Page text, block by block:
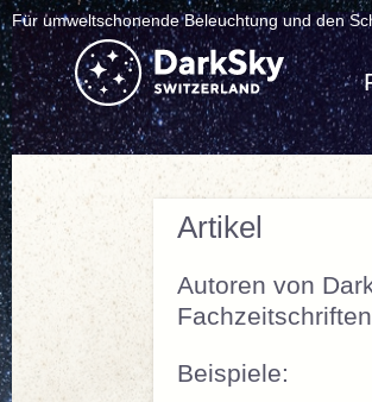
Für umweltschonende Beleuchtung und den
Artikel
Autoren von
Beispiele: